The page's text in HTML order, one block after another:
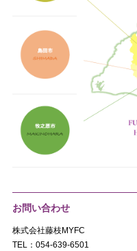
お問い合わせ
株式会社藤枝MYFC
TEL：054-639-6501